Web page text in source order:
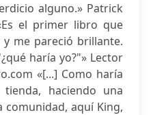
alguno.» Patrick
el primer libro que
me pareció brillante.
haría yo?"» Lector
«[...] Como haría
haciendo una
aquí King,